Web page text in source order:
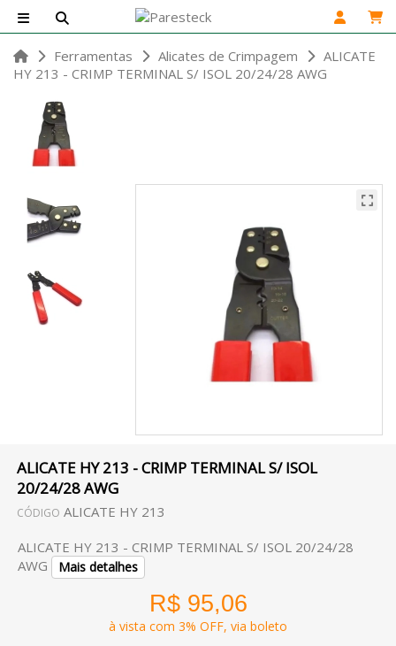
Ferramentas Alicates de Crimpagem
ALICATE
HY 213 - CRIMP TERMINAL S/ ISOL 20/24/28 AWG
ALICATE HY 213 - CRIMP TERMINAL S/ ISOL
20/24/28 AWG
CÓDIGO ALICATE HY 213
ALICATE HY 213 - CRIMP TERMINAL S/ ISOL 20/24/28
AWG
Mais detalhes
R$ 95,06
à vista com 3% OFF, via boleto